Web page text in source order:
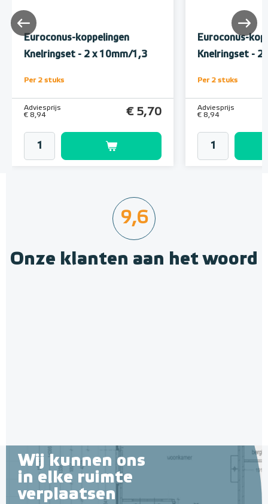
Euroconus-koppelingen
Knelringset - 2 x 10mm/1,3
Per 2 stuks
Adviesprijs
€ 8,94
€ 5,70
Euroconus-
Knelringset - 2
Per 2 stuks
Adviesprijs
€ 8,94
9,6
Onze klanten aan het woord
Wij kunnen ons
in elke ruimte
verplaatsen